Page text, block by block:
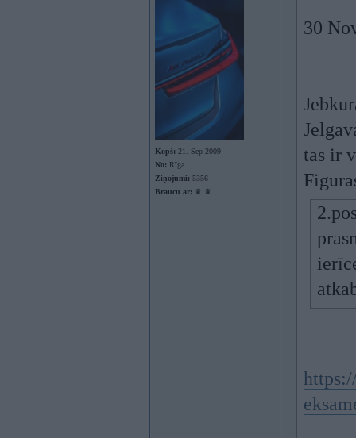
Kopš: 21. Sep 2009
No: Rīga
Ziņojumi: 5356
Braucu ar: ♛ ♛
30
tas ir